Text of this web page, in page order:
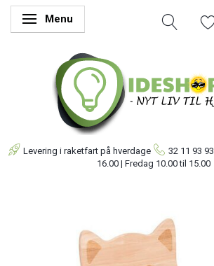
Skifte navigation
Menu
Levering i raketfart på hverdage 32 11 93 93
16.00 | Fredag 10.00 til 15.00